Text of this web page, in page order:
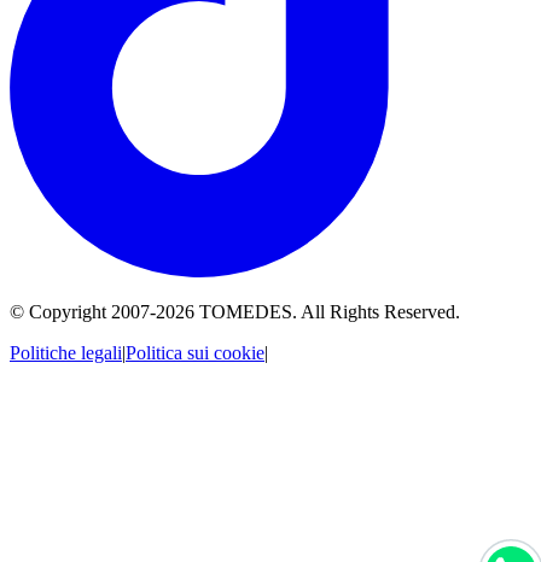
© Copyright 2007-2026 TOMEDES. All Rights Reserved.
Politiche legali|Politica sui cookie|